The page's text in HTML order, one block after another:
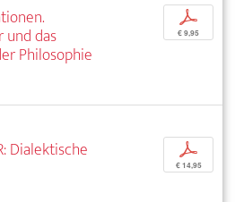
und das
Philosophie
p
€ 9,95
Dialektische
p
€ 14,95